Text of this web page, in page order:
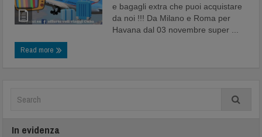
e bagagli extra che puoi acquistare
da noi !!! Da Milano e Roma per
Havana dal 03 novembre super ...
Read more
In evidenza